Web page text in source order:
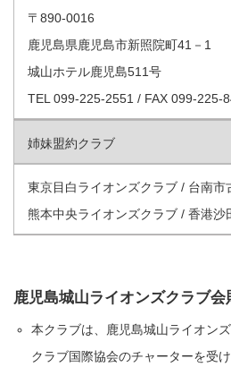
〒890-0016
鹿児島県鹿児島市新照院町41－1
城山ホテル鹿児島511号
TEL 099-225-2551 / FAX 099-225-
姉妹盟約クラブ
東京目白ライオンズクラブ / 台南市
熊本中央ライオンズクラブ / 香港沙
鹿児島城山ライオンズクラブ会
本クラブは、鹿児島城山ライオン
クラブ国際協会のチャーターを受